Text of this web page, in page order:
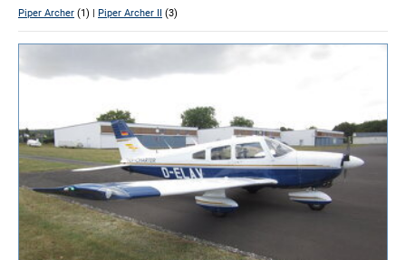
Piper Archer (1) | Piper Archer II (3)